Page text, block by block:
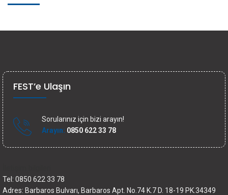
FEST’e Ulaşın
Sorularınız için bizi arayın!
Arayın: 0850 622 33 78
Tel: 0850 622 33 78
Adres: Barbaros Bulvarı, Barbaros Apt. No.74 K.7 D. 18-19 PK.34349